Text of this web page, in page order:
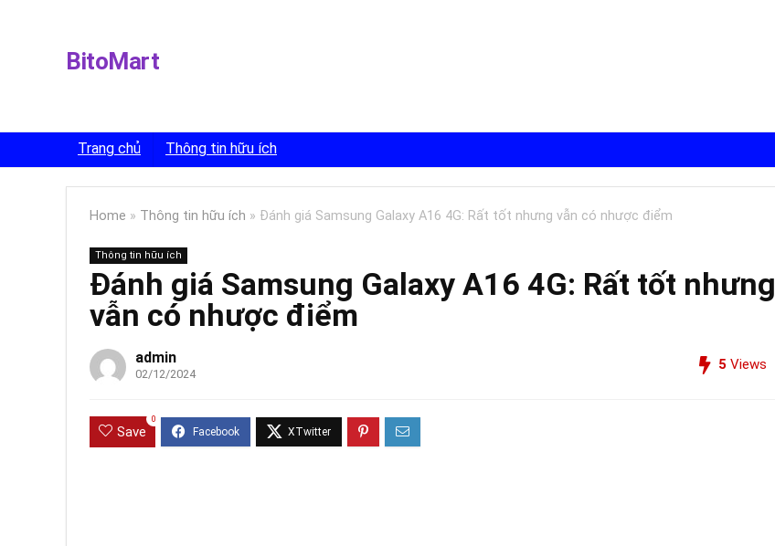
BitoMart
Trang chủ Thông tin hữu ích
Home » Thông tin hữu ích » Đánh giá Samsung Galaxy A16 4G: Rất tốt nhưng vẫn có nhược điểm
Thông tin hữu ích
Đánh giá Samsung Galaxy A16 4G: Rất tốt nhưng
vẫn có nhược điểm
admin
02/12/2024
5 Views
Save
0